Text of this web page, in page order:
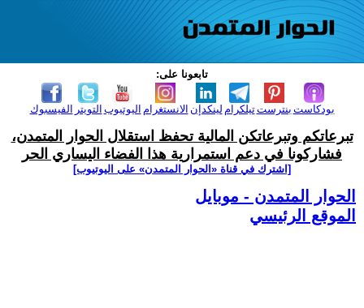
تابعونا على:
الفيسبوك التويتر اليوتيوب الانستغرام لينكدإن تيلكرامبنترست بودكاست
تبرعاتكم وتبرعاتكن المالية تحفظ استقلال الحوار المتمدن،
فشاركونا في دعم استمرارية هذا الفضاء اليساري الحر
[اشترك في قناة ‫«الحوار المتمدن» على اليوتيوب]
الحوار المتمدن - موبايل
الموقع الرئيسي